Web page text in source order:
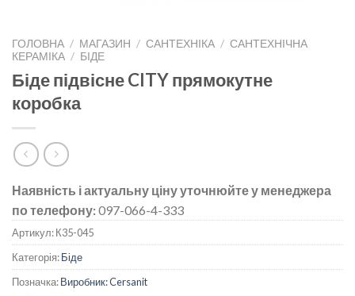
ГОЛОВНА / МАГАЗИН / САНТЕХНІКА / САНТЕХНІЧНА
КЕРАМІКА / БІДЕ
Біде підвісне CITY прямокутне
коробка
Наявність і актуальну ціну уточнюйте у менеджера
по телефону:097-066-4-333
Артикул:К35-045
Категорія:Біде
Позначка:Виробник: Cersanit